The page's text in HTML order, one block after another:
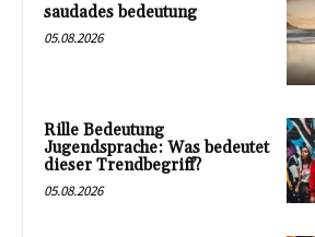
saudades bedeutung
05.08.2026
Rille Bedeutung
Jugendsprache: Was bedeutet
dieser Trendbegriff?
05.08.2026